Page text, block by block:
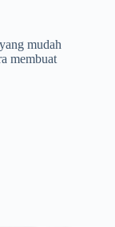
mudah
membuat